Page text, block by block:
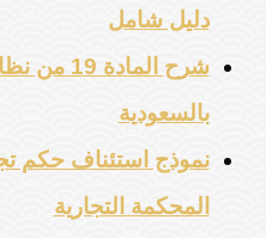
دليل شامل
شرح
بالسعودية
نموذج استئناف حكم
المحكمة التجارية